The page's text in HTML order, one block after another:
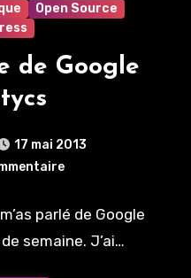
Open Source
de Google
17 mai 2013
parlé de Google
semaine. J’ai…